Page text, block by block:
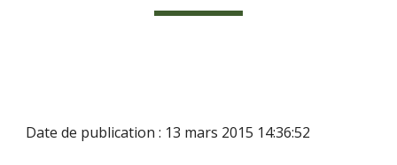
Date de publication : 13 mars 2015 14:36:52